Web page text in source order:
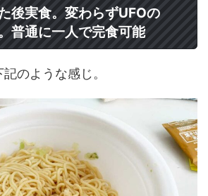
後実食。変わらずUFOの
普通に一人で完食可能
のような感じ。